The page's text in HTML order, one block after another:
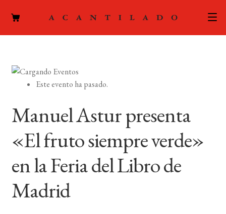
hijo
PODCAST
LA EDITORIAL
FOREIGN RIGHTS
Este evento ha pasado.
Manuel Astur presenta
«El fruto siempre verde»
en la Feria del Libro de
Madrid